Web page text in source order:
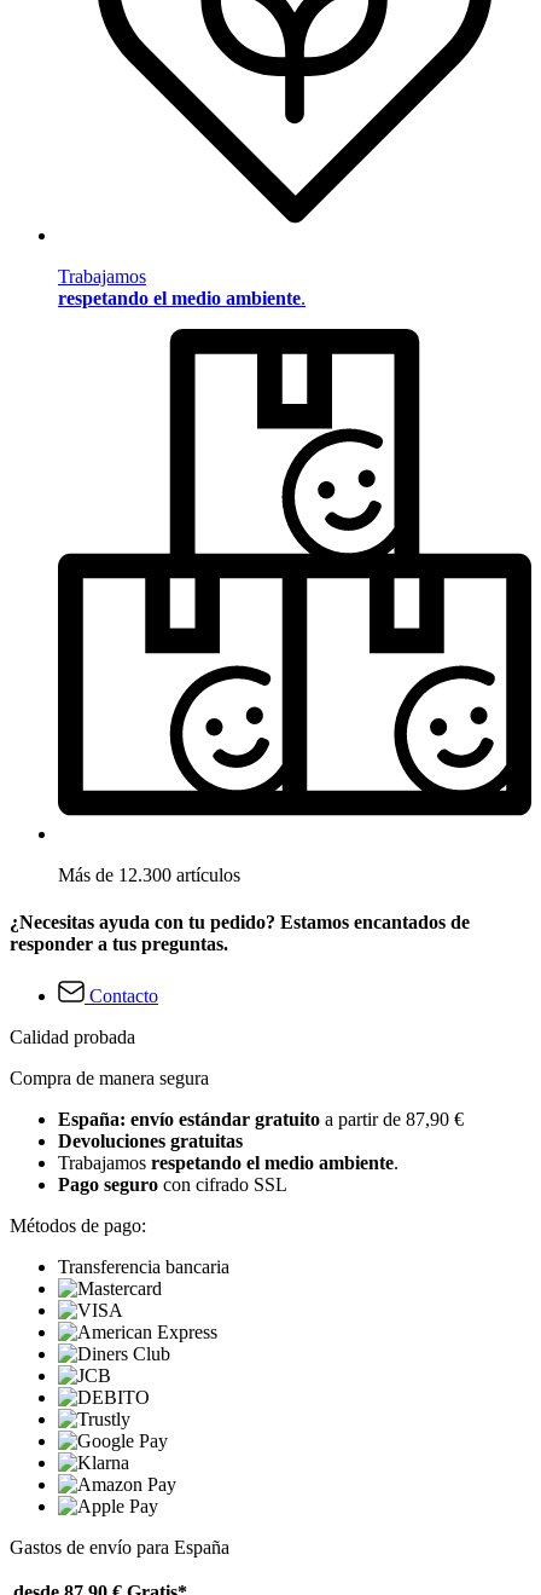
Trabajamos
respetando el medio ambiente.
Más de 12.300 artículos
¿Necesitas ayuda con tu pedido? Estamos encantados de
responder a tus preguntas.
Contacto
Calidad probada
Compra de manera segura
España: envío estándar gratuito a partir de 87,90 €
Devoluciones gratuitas
Trabajamos respetando el medio ambiente.
Pago seguro con cifrado SSL
Métodos de pago:
Transferencia bancaria
Gastos de envío para España